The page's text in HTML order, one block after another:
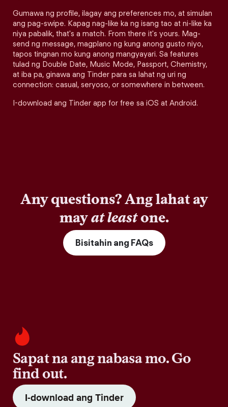
Gumawa ng profile, ilagay ang preferences mo, at simulan
ang pag-swipe. Kapag nag-like ka ng isang tao at ni-like ka
niya pabalik, that's a match. From there it's yours. Mag-
send ng message, magplano ng kung anong gusto niyo,
tapos tingnan mo kung anong mangyayari. Sa features
tulad ng Double Date, Music Mode, Passport, Chemistry,
at iba pa, ginawa ang Tinder para sa lahat ng uri ng
connection: casual, seryoso, or somewhere in between.
I-download ang Tinder app for free sa iOS at Android.
Any questions? Ang lahat ay
mayat leastone.
Bisitahin ang FAQs
Sapat na ang nabasa mo. Go
find out.
I-download ang Tinder